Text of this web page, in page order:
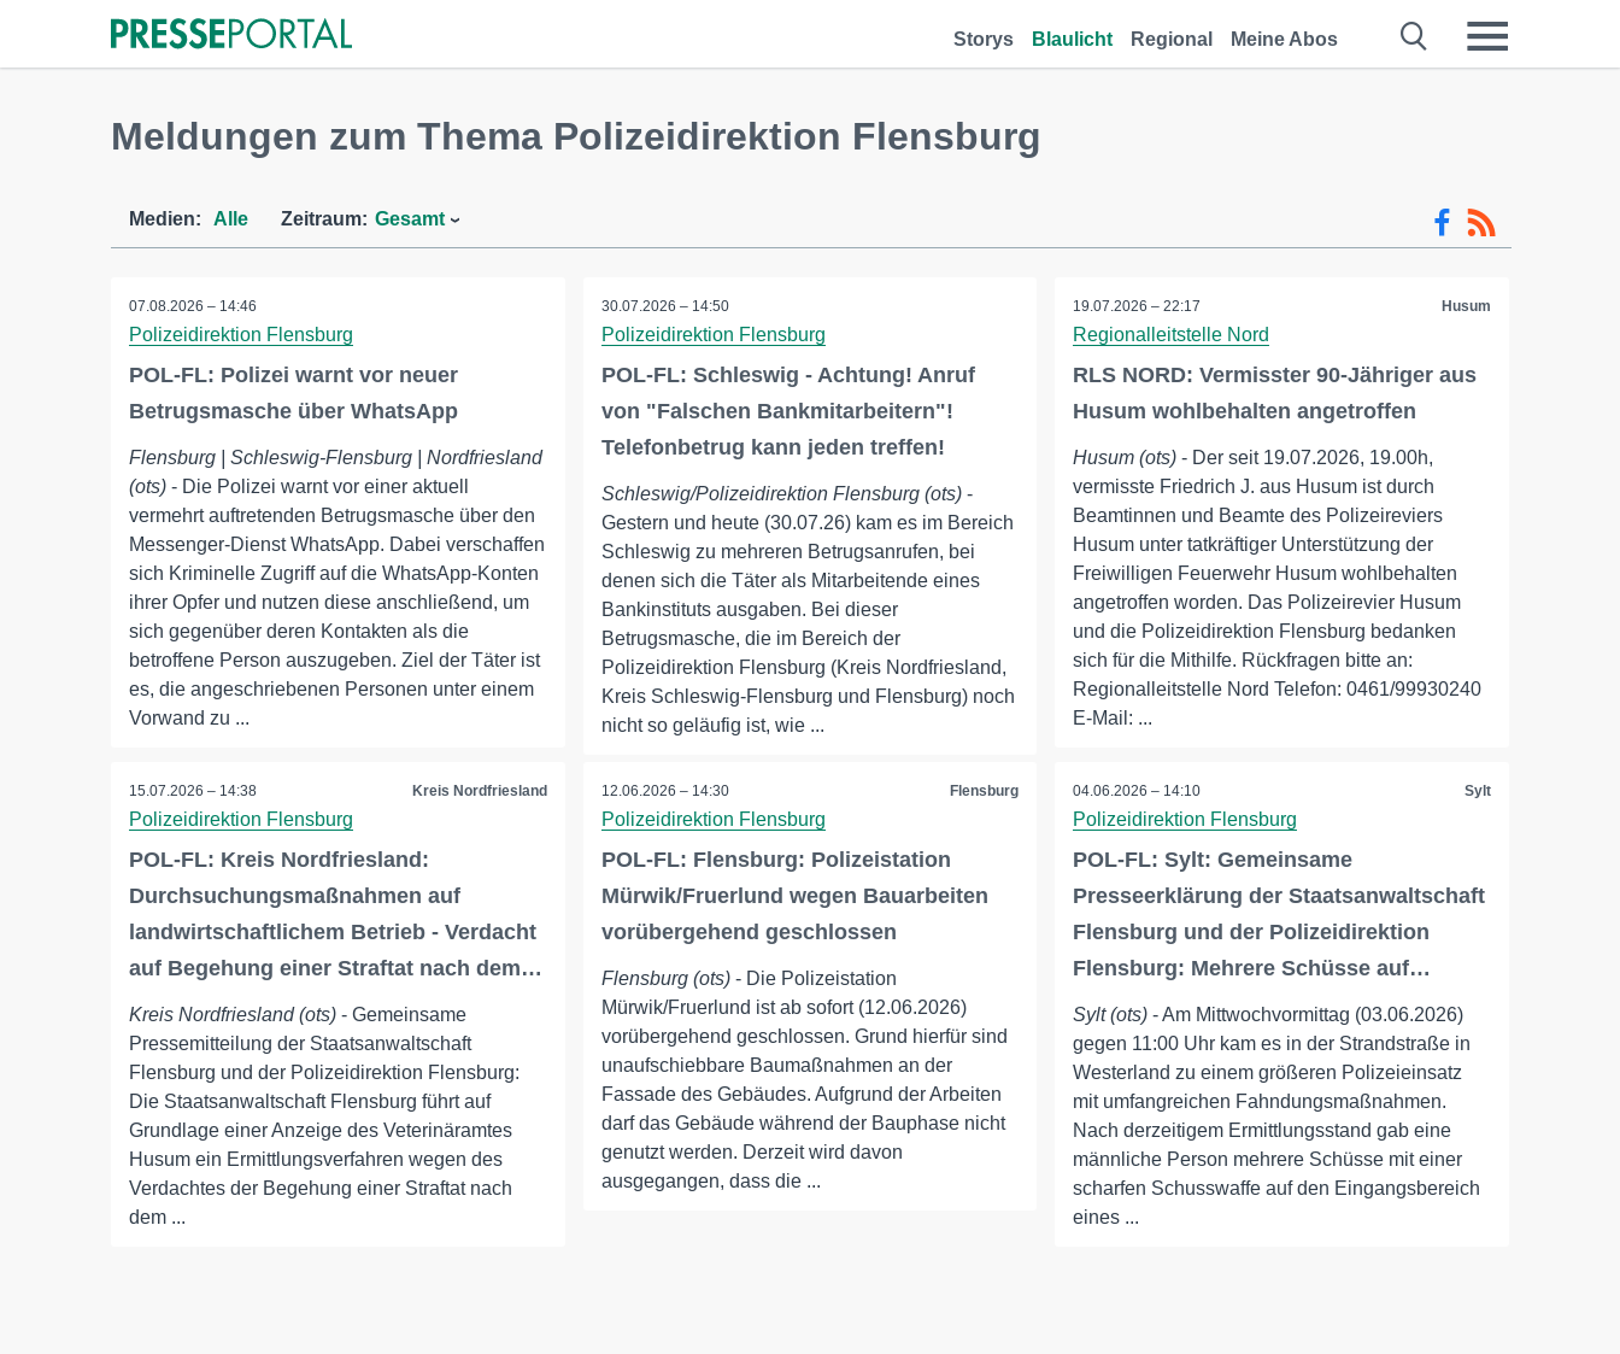
Storys Blaulicht Regional Meine Abos
Meldungen zum Thema Polizeidirektion Flensburg
Medien: Alle Zeitraum: Gesamt
07.08.2026 – 14:46
Polizeidirektion Flensburg
POL-FL: Polizei warnt vor neuer
Betrugsmasche über WhatsApp
Flensburg | Schleswig-Flensburg | Nordfriesland
(ots) - Die Polizei warnt vor einer aktuell
vermehrt auftretenden Betrugsmasche über den
Messenger-Dienst WhatsApp. Dabei verschaffen
sich Kriminelle Zugriff auf die WhatsApp-Konten
ihrer Opfer und nutzen diese anschließend, um
sich gegenüber deren Kontakten als die
betroffene Person auszugeben. Ziel der Täter ist
es, die angeschriebenen Personen unter einem
Vorwand zu ...
30.07.2026 – 14:50
Polizeidirektion Flensburg
POL-FL: Schleswig - Achtung! Anruf
von "Falschen Bankmitarbeitern"!
Telefonbetrug kann jeden treffen!
Schleswig/Polizeidirektion Flensburg (ots)-
Gestern und heute (30.07.26) kam es im Bereich
Schleswig zu mehreren Betrugsanrufen, bei
denen sich die Täter als Mitarbeitende eines
Bankinstituts ausgaben. Bei dieser
Betrugsmasche, die im Bereich der
Polizeidirektion Flensburg (Kreis Nordfriesland,
Kreis Schleswig-Flensburg und Flensburg) noch
nicht so geläufig ist, wie ...
19.07.2026 – 22:17 Husum
Regionalleitstelle Nord
RLS NORD: Vermisster 90-Jähriger aus
Husum wohlbehalten angetroffen
Husum (ots) - Der seit 19.07.2026, 19.00h,
vermisste Friedrich J. aus Husum ist durch
Beamtinnen und Beamte des Polizeireviers
Husum unter tatkräftiger Unterstützung der
Freiwilligen Feuerwehr Husum wohlbehalten
angetroffen worden. Das Polizeirevier Husum
und die Polizeidirektion Flensburg bedanken
sich für die Mithilfe. Rückfragen bitte an:
Regionalleitstelle Nord Telefon: 0461/99930240
E-Mail: ...
15.07.2026 – 14:38 Kreis Nordfriesland
Polizeidirektion Flensburg
POL-FL: Kreis Nordfriesland:
Durchsuchungsmaßnahmen auf
landwirtschaftlichem Betrieb - Verdacht
auf Begehung einer Straftat nach dem…
Kreis Nordfriesland (ots) - Gemeinsame
Pressemitteilung der Staatsanwaltschaft
Flensburg und der Polizeidirektion Flensburg:
Die Staatsanwaltschaft Flensburg führt auf
Grundlage einer Anzeige des Veterinäramtes
Husum ein Ermittlungsverfahren wegen des
Verdachtes der Begehung einer Straftat nach
dem ...
12.06.2026 – 14:30 Flensburg
Polizeidirektion Flensburg
POL-FL: Flensburg: Polizeistation
Mürwik/Fruerlund wegen Bauarbeiten
vorübergehend geschlossen
Flensburg (ots)- Die Polizeistation
Mürwik/Fruerlund ist ab sofort (12.06.2026)
vorübergehend geschlossen. Grund hierfür sind
unaufschiebbare Baumaßnahmen an der
Fassade des Gebäudes. Aufgrund der Arbeiten
darf das Gebäude während der Bauphase nicht
genutzt werden. Derzeit wird davon
ausgegangen, dass die ...
04.06.2026 – 14:10 Sylt
Polizeidirektion Flensburg
POL-FL: Sylt: Gemeinsame
Presseerklärung der Staatsanwaltschaft
Flensburg und der Polizeidirektion
Flensburg: Mehrere Schüsse auf…
Sylt (ots) - Am Mittwochvormittag (03.06.2026)
gegen 11:00 Uhr kam es in der Strandstraße in
Westerland zu einem größeren Polizeieinsatz
mit umfangreichen Fahndungsmaßnahmen.
Nach derzeitigem Ermittlungsstand gab eine
männliche Person mehrere Schüsse mit einer
scharfen Schusswaffe auf den Eingangsbereich
eines ...